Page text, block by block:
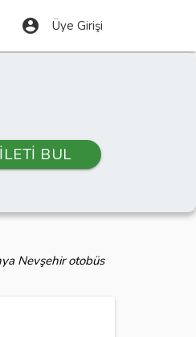
account_circle Üye Girişi
BUL
Nevşehir otobüs